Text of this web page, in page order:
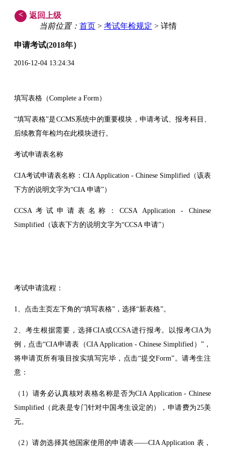
<
返回上级
当前位置： 首页 > 考试年检规定 > 详情
申请考试(2018年）
2016-12-04 13:24:34
填写表格（Complete a Form）
“填写表格”是CCMS系统中的重要模块，申请考试、报考科目、
后续教育年检均在此模块进行。
考试申请表名称
CIA考试申请表名称：CIA Application - Chinese Simplified（该表
下方的说明文字为“CIA 申请”）
CCSA考试申请表名称：CCSA Application - Chinese
Simplified（该表下方的说明文字为“CCSA 申请”）
考试申请流程：
1、点击主页左下角的“填写表格”，选择“新表格”。
2、考生根据需要，选择CIA或CCSA进行报考。以报考CIA为
例，点击“CIA申请表（CIA Application - Chinese Simplified）”，
将申请页所有项目按实填写完毕，点击“提交Form”。请考生注
意：
（1）请务必认真核对表格名称是否为CIA Application - Chinese
Simplified（此表是专门针对中国考生设定的），申请费为25美
元。
（2）请勿选择其他国家使用的申请表——CIA Application 表，